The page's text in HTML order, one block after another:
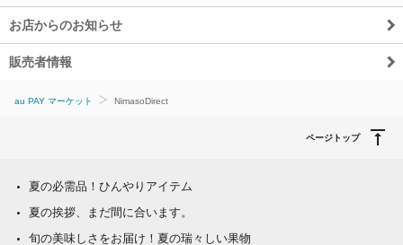
お店からのお知らせ
販売者情報
au PAY マーケット NimasoDirect
ページトップ
夏の必需品！ひんやりアイテム
夏の挨拶、まだ間に合います。
旬の美味しさをお届け！夏の瑞々しい果物